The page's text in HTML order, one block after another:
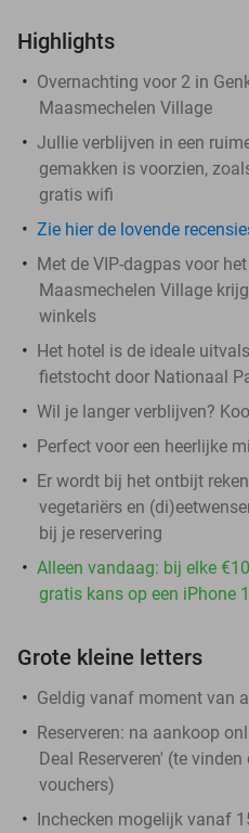
Highlights
Overnachting voor 2 in
Maasmechelen Village
Jullie verblijven in een
gemakken is voorzien,
gratis wifi
Zie hier de lovende
Met de VIP-dagpas voor
Maasmechelen Village
winkels
Het hotel is de ideale
fietstocht door Nationaal
Wil je langer verblijven?
Perfect voor een heerlijke
Er wordt bij het ontbijt
vegetariërs en
bij je reservering
Alleen vandaag: bij elke
gratis kans op een iPhone
Grote kleine letters
Geldig vanaf moment van
Reserveren: na aankoop
Deal Reserveren' (te
vouchers)
Inchecken mogelijk vanaf